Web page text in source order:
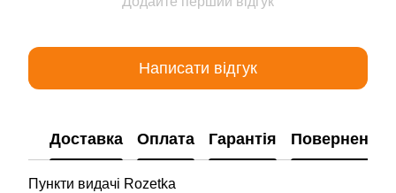
Написати відгук
Доставка Оплата Гарантія Повернення
Пункти видачі Rozetka